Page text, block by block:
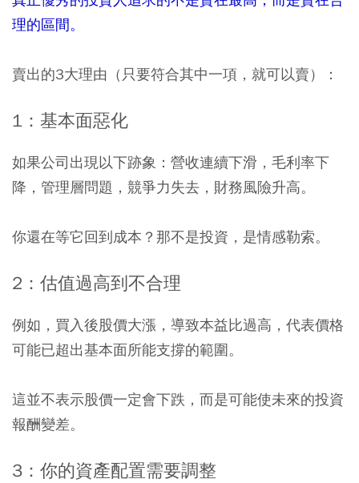
理的區間。
賣出的3大理由（只要符合其中一項，就可以賣）：
1 ：基本面惡化
如果公司出現以下跡象：營收連續下滑，毛利率下
降，管理層問題，競爭力失去，財務風險升高。
你還在等它回到成本？那不是投資，是情感勒索。
2 ：估值過高到不合理
例如，買入後股價大漲，導致本益比過高，代表價格
可能已超出基本面所能支撐的範圍。
這並不表示股價一定會下跌，而是可能使未來的投資
報酬變差。
3 ：你的資產配置需要調整